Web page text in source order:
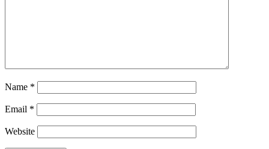
Name *
Email *
Website